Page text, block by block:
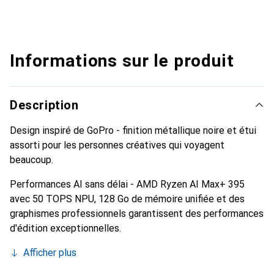
Informations sur le produit
Description
Design inspiré de GoPro - finition métallique noire et étui
assorti pour les personnes créatives qui voyagent
beaucoup.
Performances AI sans délai - AMD Ryzen AI Max+ 395
avec 50 TOPS NPU, 128 Go de mémoire unifiée et des
graphismes professionnels garantissent des performances
d'édition exceptionnelles.
Afficher plus